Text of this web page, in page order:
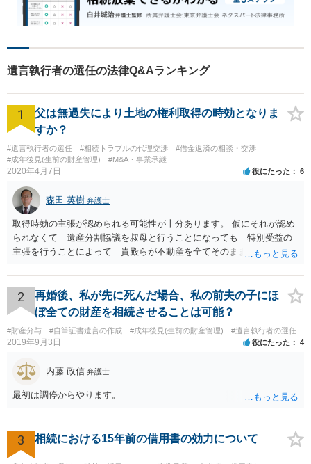
遺言執行者の選任の法律Q&Aランキング
1
父は無過失により土地の権利取得の時効となりま
すか？
#遺言執行者の選任 #相続トラブルの代理交渉
#借金返済の相談・交渉
#成年後見(生前の財産管理)
#M&A・事業承継
2020年4月7日 役にたった 6
森田 英樹 弁護士
取得時効の主張が認められる可能性が十分あります。 仮にそれが認め
られなくて 遺産分割協議を叔母と行うことになっても 特別受益の
主張を行うことによって 貴殿らが不動産を全てそのまま取得できる
2
再婚後、私が先に死んだ場合、私の前夫の子にほ
ぼ全ての財産を相続させることは可能？
#財産分与 #自筆証書遺言の作成 #成年後見(生前の財産管理) #遺言執行者の選任
2019年9月3日 役にたった 4
内藤 政信 弁護士
最初は調停からやります。
3 相続における15年前の借用書の効力について